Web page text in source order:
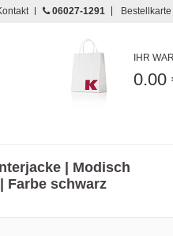
06027-1291 Bestellkarte
IHR
0.00
| Modisch
Farbe schwarz